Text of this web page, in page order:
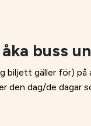
buss
biljett gäller för)
den dag/de dagar